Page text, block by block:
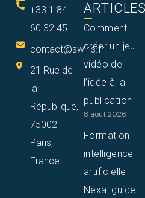
+33 1 84
60 32 45
contact@swiris.fr
21 Rue de
la
République,
75002
Paris,
France
Comment
créer un jeu
vidéo de
l’idée à la
publication
8 août 2026
Formation
intelligence
artificielle
Nexa, guide